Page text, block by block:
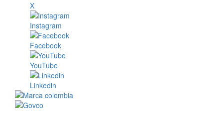
X
Instagram
Facebook
YouTube
Linkedin